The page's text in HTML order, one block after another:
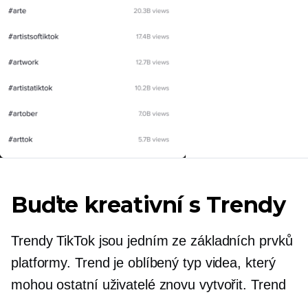
Buďte kreativní s Trendy
Trendy TikTok jsou jedním ze základních prvků
platformy. Trend je oblíbený typ videa, který
mohou ostatní uživatelé znovu vytvořit. Trend